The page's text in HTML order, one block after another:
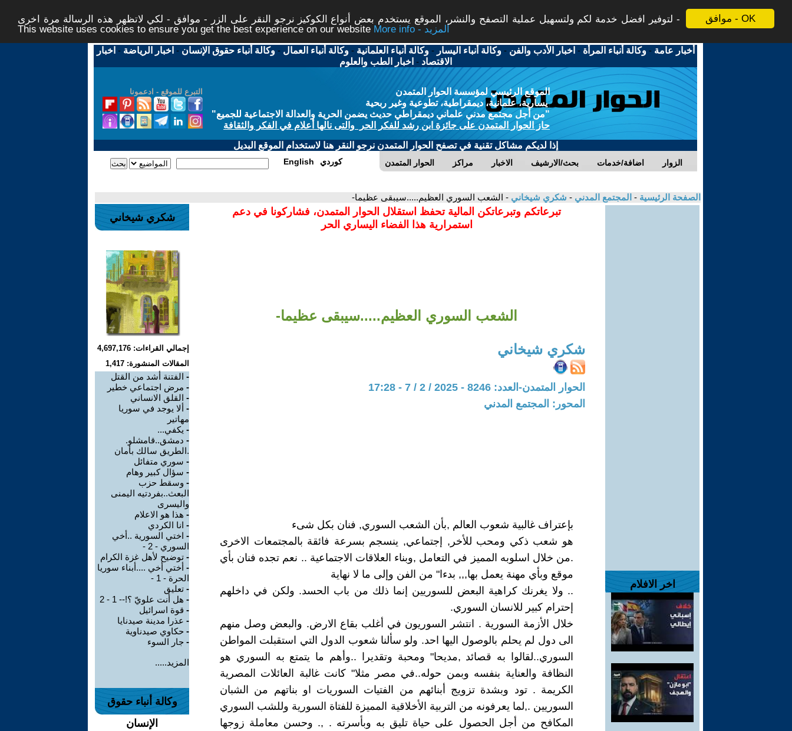
موافق - OK
لتوفير افضل خدمة لكم ولتسهيل عملية التصفح والنشر، الموقع يستخدم بعض أنواع الكوكيز نرجو النقر على الزر - موافق - لكي لاتظهر هذه الرسالة مرة اخرى -
This website uses cookies to ensure you get the best experience on our website
More info - المزيد
أخبار عامة -وكالة أنباء المرأة - اخبار الأدب والفن -وكالة أنباء اليسار -وكالة أنباء العلمانية -وكالة أنباء العمال -وكالة أنباء حقوق الإنسان - اخبار الرياضة - اخبار
الاقتصاد - اخبار الطب والعلوم
التبرع للموقع - ادعمونا
الموقع الرئيسي لمؤسسة الحوار المتمدن
يسارية، علمانية، ديمقراطية، تطوعية وغير ربحية
"من أجل مجتمع مدني علماني ديمقراطي حديث يضمن الحرية والعدالة الاجتماعية للجميع"
حاز الحوار المتمدن على جائزة ابن رشد للفكر الحر والتى نالها أعلام في الفكر والثقافة
إذا لديكم مشاكل تقنية في تصفح الحوار المتمدن نرجو النقر هنا لاستخدام الموقع البديل
الحوار المتمدن مراكز الاخبار بحث/الارشيف اضافة/خدمات الزوار English كوردي
الصفحة الرئيسية - المجتمع المدني - شكري شيخاني - الشعب السوري العظيم.....سيبقى عظيما-
اخر الافلام
تبرعاتكم وتبرعاتكن المالية تحفظ استقلال الحوار المتمدن، فشاركونا في دعم
استمرارية هذا الفضاء اليساري الحر
الشعب السوري العظيم.....سيبقى عظيما-
شكري شيخاني
الحوار المتمدن-العدد: 8246 - 2025 / 2 / 7 - 17:28
المحور: المجتمع المدني
بإعتراف غالبية شعوب العالم ,بأن الشعب السوري, فنان بكل شىء
هو شعب ذكي ومحب للأخر, إجتماعي, ينسجم بسرعة فائقة بالمجتمعات الاخرى
.من خلال اسلوبه المميز في التعامل ,وبناء العلاقات الاجتماعية .. نعم تجده فنان بأي
موقع وبأي مهنة يعمل بها,,, بدءا" من الفن وإلى ما لا نهاية
.. ولا يغرنك كراهية البعض للسوريين إنما ذلك من باب الحسد. ولكن في داخلهم
إحترام كبير للانسان السوري.
خلال الأزمة السورية . انتشر السوريون في أغلب بقاع الارض. والبعض وصل منهم
الى دول لم يحلم بالوصول اليها احد. ولو سألنا شعوب الدول التي استقبلت المواطن
السوري..لقالوا به قصائد ,مديحا" ومحبة وتقديرا ..وأهم ما يتمتع به السوري هو
النظافة والعناية بنفسه وبمن حوله..في مصر مثلا" كانت غالبة العائلات المصرية
الكريمة . تود وبشدة تزويج أبنائهم من الفتيات السوريات او بناتهم من الشبان
السوريين .,لما يعرفونه من التربية الأخلاقية المميزة للفتاة السورية وللشب السوري
المكافح من أجل الحصول على حياة تليق به وبأسرته . ,. وحسن معاملة زوجها
شكري شيخاني
إجمالي القراءات: 4,697,176
المقالات المنشورة: 1,417
- الفتنة أشد من القتل
- مرض اجتماعي خطير
- القلق الانساني
- ألا يوجد في سوريا
مهاتير
- يكفي...
- دمشق..قامشلو.
.الطريق سالك بأمان
- سوري متفائل
- سؤال كبير وهام
- وسقط حزب
البعث..بفردتيه اليمنى
واليسرى
- هذا هو الاعلام
- انا الكردي
- اختي السورية ..أخي
السوري - 2 -
- توضيح لأهل غزة الكرام
- أختي أخي ....أبناء سوريا
الحرة - 1 -
- تعليق
- هل أنت علويّ ؟!-- 1 - 2
- قوة اسرائيل
- عذرا مدينة صيدنايا
- حكاوي صيدناوية
- جار السوء
المزيد.....
وكالة أنباء حقوق
الإنسان